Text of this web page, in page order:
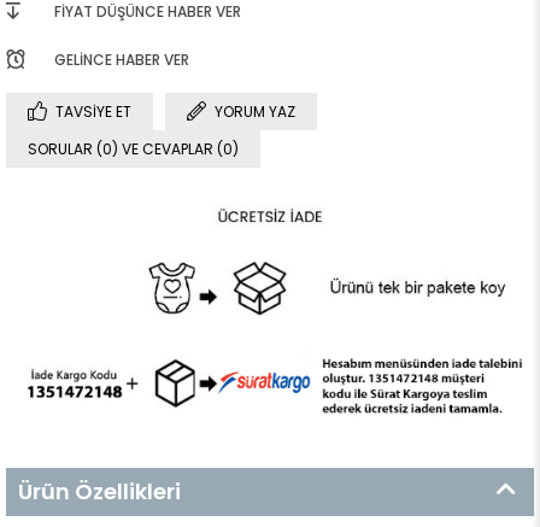
FIYAT DÜŞÜNCE HABER VER
GELINCE HABER VER
TAVSIYE ET
YORUM YAZ
SORULAR (0) VE CEVAPLAR (0)
Ürün Özellikleri